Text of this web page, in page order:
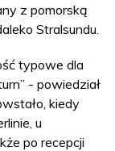
z pomorską
Stralsundu.
typowe dla
- powiedział
kiedy
u
po recepcji